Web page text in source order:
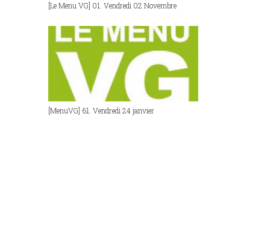
[Le Menu VG] 01. Vendredi 02 Novembre
[MenuVG] 61. Vendredi 24 janvier